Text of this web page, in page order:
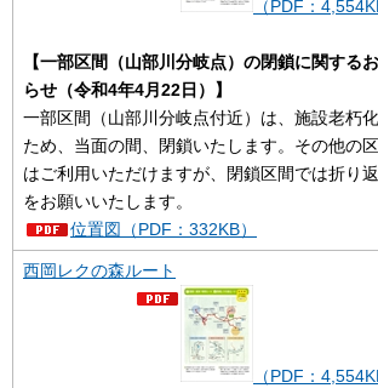
（PDF：
【一部区間（山部川分岐点）の閉鎖に関する
らせ（令和4年4月22日）】
一部区間（山部川分岐点付近）は、施設老朽
ため、当面の間、閉鎖いたします。その他の
はご利用いただけますが、閉鎖区間では折り
をお願いいたします。
位置図（PDF：332KB）
西岡レクの森ルート
（PDF：